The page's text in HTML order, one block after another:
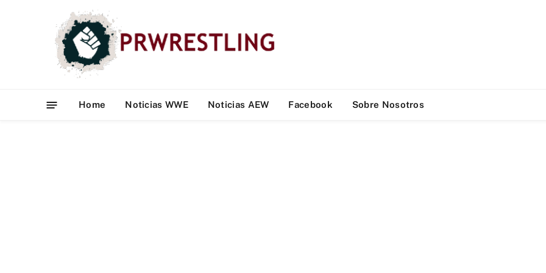
Home Noticias WWE Noticias AEW Facebook Sobre Nosotros